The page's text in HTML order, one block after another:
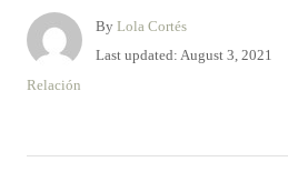
By A
u
Lola Cortés
PLast updated: August 3, 2021
C
e
Relación